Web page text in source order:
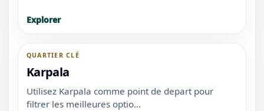
Explorer
QUARTIER CLÉ
Karpala
Utilisez Karpala comme point de depart pour
filtrer les meilleures optio...